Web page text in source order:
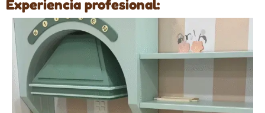
Experiencia profesional: